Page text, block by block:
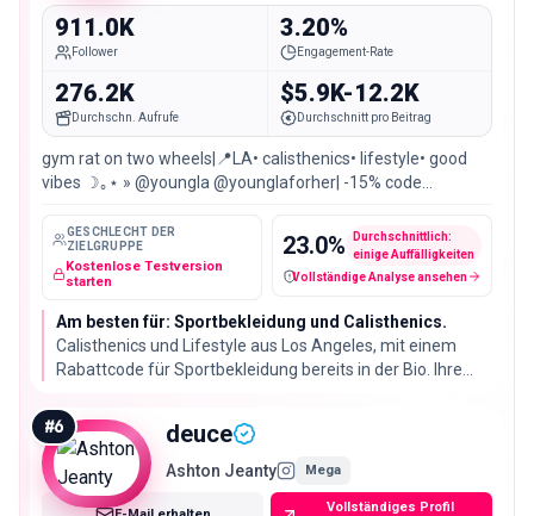
911.0K
Follower
3.20%
Engagement-Rate
276.2K
Durchschn. Aufrufe
$5.9K-12.2K
Durchschnitt pro Beitrag
gym rat on two wheels|📍LA• calisthenics• lifestyle• good
vibes ☽｡⋆ » @youngla @younglaforher| -15% code
GESCHLECHT DER
ZIELGRUPPE
Kostenlose Testversion
starten
23.0%
Durchschnittlich:
einige Auffälligkeiten
Fake-Follower / verdächtige Konten
Vollständige Analyse ansehen
Am besten für: Sportbekleidung und Calisthenics.
Calisthenics und Lifestyle aus Los Angeles, mit einem
Rabattcode für Sportbekleidung bereits in der Bio. Ihre
Listenschnitt von 80%, bei 910.972 Followern und 3.20%
Engagement-Rate.
#6 deuce
Ashton Jeanty Mega
Vollständiges Profil